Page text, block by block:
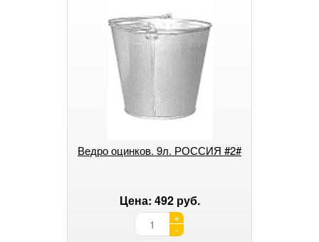
Ведро оцинков. 9л. РОССИЯ #2#
Цена: 492 руб.
+
-